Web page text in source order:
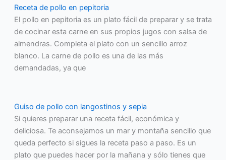
Receta de pollo en pepitoria
El pollo en pepitoria es un plato fácil de preparar y se trata
de cocinar esta carne en sus propios jugos con salsa de
almendras. Completa el plato con un sencillo arroz
blanco. La carne de pollo es una de las más
demandadas, ya que
Guiso de pollo con langostinos y sepia
Si quieres preparar una receta fácil, económica y
deliciosa. Te aconsejamos un mar y montaña sencillo que
queda perfecto si sigues la receta paso a paso. Es un
plato que puedes hacer por la mañana y sólo tienes que